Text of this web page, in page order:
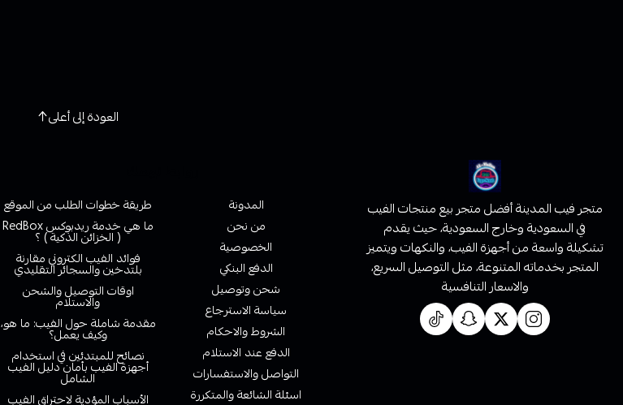
العودة إلى أعلى
متجر فيب المدينة أفضل متجر بيع منتجات الفيب
في السعودية وخارج السعودية، حيث يقدم
تشكيلة واسعة من أجهزة الفيب، والنكهات ويتميز
المتجر بخدماته المتنوعة، مثل التوصيل السريع،
والاسعار التنافسية
المدونة
من نحن
الخصوصية
الدفع البنكي
شحن وتوصيل
سياسة الاسترجاع
الشروط والاحكام
الدفع عند الاستلام
التواصل والاستفسارات
اسئلة الشائعة والمتكررة
طريقة خطوات الطلب من الموقع
ما هي خدمة ريدبوكس RedBox
( الخزائن الذكية ) ؟
فوائد الفيب الكتروني مقارنة
بلتدخين والسجائر التقليدي
اوقات التوصيل والشحن
والاستلام
مقدمة شاملة حول الفيب: ما هو،
وكيف يعمل؟
نصائح للمبتدئين في استخدام
أجهزة الفيب بأمان دليل الفيب
الشامل
الأسباب المؤدية لاحتراق الفيب